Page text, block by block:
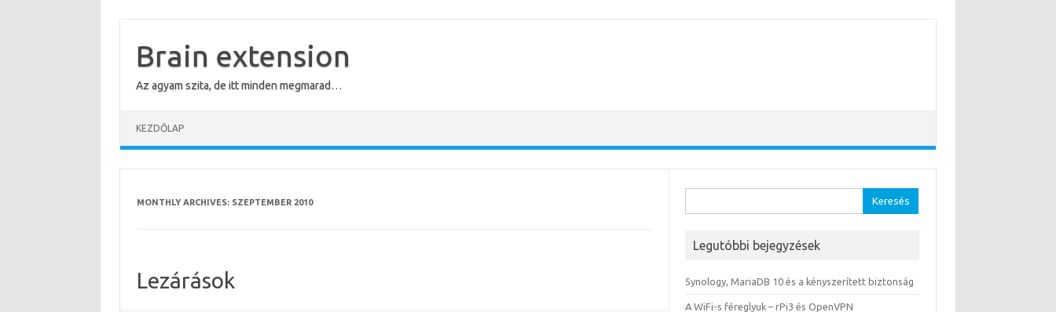
contentBrain extension
Az agyam szita, de itt minden megmarad…
KEZDŐLAP
MONTHLY ARCHIVES: SZEPTEMBER 2010
Lezárások
Legutóbbi bejegyzések
Synology, MariaDB 10 és a kényszerített biztonság
A WiFi-s féreglyuk – rPi3 és OpenVPN